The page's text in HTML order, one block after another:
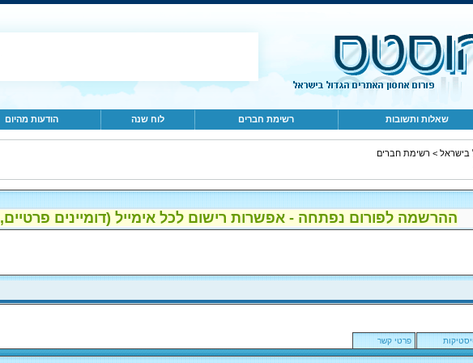
שאלות ותשובות רשימת חברים לוח שנה הודעות מהיום
בישראל > רשימת חברים
ההרשמה לפורום נפתחה - אפשרות רישום לכל אימייל (דומיינים פרטיים, gmail, הוטמייל..)!
פרטי קשר